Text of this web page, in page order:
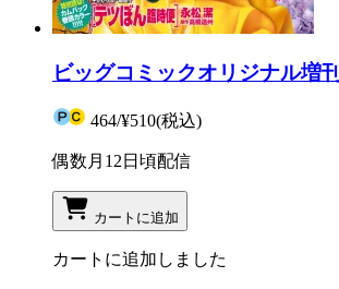
ビッグコミックオリジナル増刊
464/¥510(税込)
偶数月12日頃配信
カートに追加
カートに追加しました